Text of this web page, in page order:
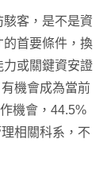
客，是不是資
的首要條件，換
力或關鍵資安證
機會成為當前
機會，44.5%
相關科系，不